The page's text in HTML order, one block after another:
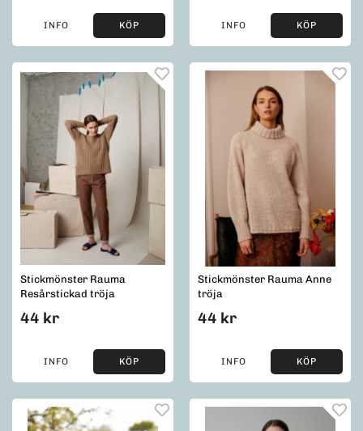
INFO KÖP INFO KÖP
Stickmönster Rauma
Resårstickad tröja
44 kr
INFO KÖP
Stickmönster Rauma Anne
tröja
44 kr
INFO KÖP